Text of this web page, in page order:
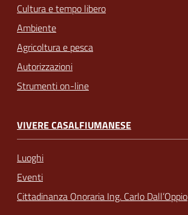
Cultura e tempo libero
Ambiente
Agricoltura e pesca
Autorizzazioni
Strumenti on-line
VIVERE CASALFIUMANESE
Luoghi
Eventi
Cittadinanza Onoraria Ing. Carlo Dall’Oppio